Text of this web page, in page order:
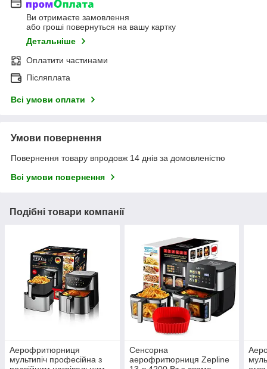
Ви отримаєте замовлення
або гроші повернуться на вашу картку
Детальніше
Оплатити частинами
Післяплата
Всі умови оплати
Умови повернення
Повернення товару впродовж 14 днів за домовленістю
Всі умови повернення
Подібні товари компанії
Аерофритюрниця
мультипіч професійна з
Сенсорна
аерофритюрниця Zepline